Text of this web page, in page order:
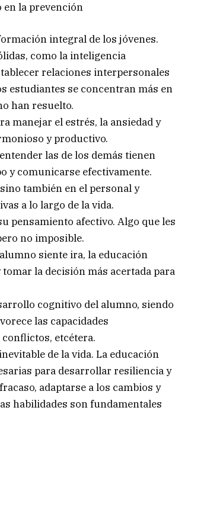
en la prevención
integral de los jóvenes.
como la inteligencia
relaciones interpersonales
estudiantes se concentran más en
han resuelto.
manejar el estrés, la ansiedad y
y productivo.
las de los demás tienen
y comunicarse efectivamente.
también en el personal y
a lo largo de la vida.
pensamiento afectivo. Algo que les
no imposible.
siente ira, la educación
la decisión más acertada para
cognitivo del alumno, siendo
las capacidades
etcétera.
de la vida. La educación
para desarrollar resiliencia y
adaptarse a los cambios y
habilidades son fundamentales